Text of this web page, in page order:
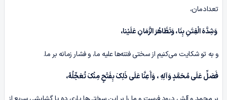
تعدادمان،
وَشِدَّهَ الْفِتَنِ بِنَا، وَتَظَاهُرَ الزَّمَانِ عَلَیْنا،
و به تو شکایت می‌کنیم از سختی فتنه‌ها علیه ما، و فشار زمانه بر ما.
فَصَلِّ عَلَى مُحَمَّدٍ وَآلِهِ ، وَأَعِنَّا عَلَى ذَلِکَ بِفَتْحٍ مِنْکَ تُعَجِّلُهُ،